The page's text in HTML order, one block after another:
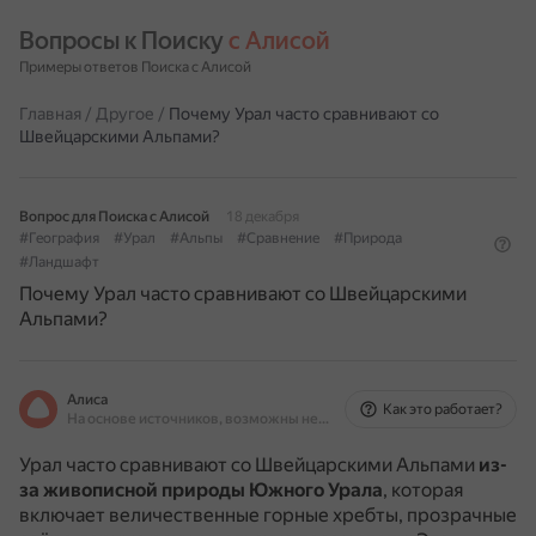
Вопросы к Поиску с Алисой
Примеры ответов Поиска с Алисой
Главная / Другое / Почему Урал часто сравнивают со
Швейцарскими Альпами?
Вопрос для Поиска с Алисой
18 декабря
#География
#Урал #Альпы #Сравнение
#Природа
#Ландшафт
Почему Урал часто сравнивают со Швейцарскими
Альпами?
Алиса
На основе источников, возможны неточности
Как это работает?
Урал часто сравнивают со Швейцарскими Альпами из-
за живописной природы Южного Урала, которая
включает величественные горные хребты, прозрачные